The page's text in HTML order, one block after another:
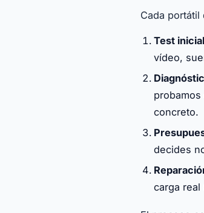
Cada
Test
vídeo,
concreto.
decides
carga